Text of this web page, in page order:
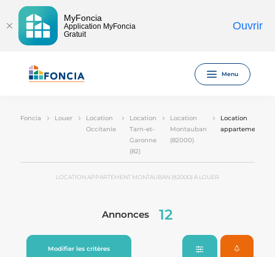
MyFoncia
Application MyFoncia
Gratuit
Ouvrir
Menu
Foncia Louer
Location
Occitanie
Location
Tarn-et-
Garonne
(82)
Location
Montauban
(82000)
Location
appartement
LOCATION APPARTEMENT MONTAUBAN (82000) À LOUER
Annonces 12
Modifier les critères